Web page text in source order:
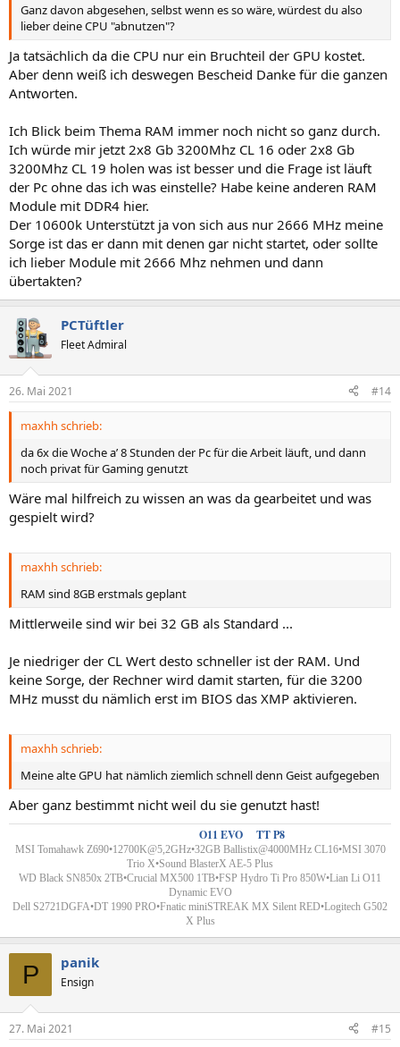
Ganz davon abgesehen, selbst wenn es so wäre, würdest du also
lieber deine CPU "abnutzen"?
Ja tatsächlich da die CPU nur ein Bruchteil der GPU kostet.
Aber denn weiß ich deswegen Bescheid Danke für die ganzen
Antworten.
Ich Blick beim Thema RAM immer noch nicht so ganz durch.
Ich würde mir jetzt 2x8 Gb 3200Mhz CL 16 oder 2x8 Gb
3200Mhz CL 19 holen was ist besser und die Frage ist läuft
der Pc ohne das ich was einstelle? Habe keine anderen RAM
Module mit DDR4 hier.
Der 10600k Unterstützt ja von sich aus nur 2666 MHz meine
Sorge ist das er dann mit denen gar nicht startet, oder sollte
ich lieber Module mit 2666 Mhz nehmen und dann
übertakten?
PCTüftler
Fleet Admiral
26. Mai 2021 #14
maxhh schrieb:
da 6x die Woche a’ 8 Stunden der Pc für die Arbeit läuft, und dann
noch privat für Gaming genutzt
Wäre mal hilfreich zu wissen an was da gearbeitet und was
gespielt wird?
maxhh schrieb:
RAM sind 8GB erstmals geplant
Mittlerweile sind wir bei 32 GB als Standard ...
Je niedriger der CL Wert desto schneller ist der RAM. Und
keine Sorge, der Rechner wird damit starten, für die 3200
MHz musst du nämlich erst im BIOS das XMP aktivieren.
maxhh schrieb:
Meine alte GPU hat nämlich ziemlich schnell denn Geist aufgegeben
Aber ganz bestimmt nicht weil du sie genutzt hast!
O11 EVO TT P8
MSI Tomahawk Z690•12700K@5,2GHz•32GB Ballistix@4000MHz CL16•MSI 3070
Trio X•Sound BlasterX AE-5 Plus
WD Black SN850x 2TB•Crucial MX500 1TB•FSP Hydro Ti Pro 850W•Lian Li O11
Dynamic EVO
Dell S2721DGFA•DT 1990 PRO•Fnatic miniSTREAK MX Silent RED•Logitech G502
X Plus
P panik
Ensign
27. Mai 2021 #15